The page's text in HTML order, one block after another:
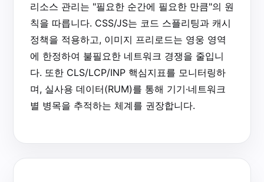
리소스 관리는 "필요한 순간에 필요한 만큼"의 원
칙을 따릅니다. CSS/JS는 코드 스플리팅과 캐시
정책을 적용하고, 이미지 프리로드는 영웅 영역
에 한정하여 불필요한 네트워크 경쟁을 줄입니
다. 또한 CLS/LCP/INP 핵심지표를 모니터링하
며, 실사용 데이터(RUM)를 통해 기기·네트워크
별 병목을 추적하는 체계를 권장합니다.